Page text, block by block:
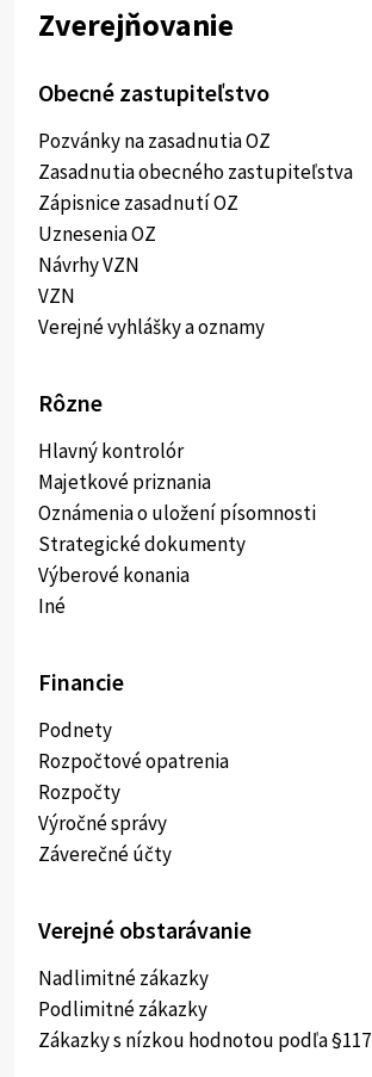
Zverejňovanie
Obecné zastupiteľstvo
Pozvánky na zasadnutia OZ
Zasadnutia obecného zastupiteľstva
Zápisnice zasadnutí OZ
Uznesenia OZ
Návrhy VZN
VZN
Verejné vyhlášky a oznamy
Rôzne
Hlavný kontrolór
Majetkové priznania
Oznámenia o uložení písomnosti
Strategické dokumenty
Výberové konania
Iné
Financie
Podnety
Rozpočtové opatrenia
Rozpočty
Výročné správy
Záverečné účty
Verejné obstarávanie
Nadlimitné zákazky
Podlimitné zákazky
Zákazky s nízkou hodnotou podľa §117